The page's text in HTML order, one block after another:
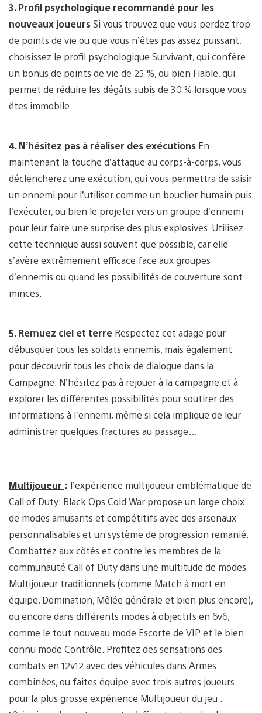
3. Profil psychologique recommandé pour les
nouveaux joueursSi vous trouvez que vous perdez trop
de points de vie ou que vous n’êtes pas assez puissant,
choisissez le profil psychologique Survivant, qui confère
un bonus de points de vie de 25 %, ou bien Fiable, qui
permet de réduire les dégâts subis de 30 % lorsque vous
êtes immobile.
4. N’hésitez pas à réaliser des exécutions En
maintenant la touche d’attaque au corps-à-corps, vous
déclencherez une exécution, qui vous permettra de saisir
un ennemi pour l’utiliser comme un bouclier humain puis
l’exécuter, ou bien le projeter vers un groupe d’ennemi
pour leur faire une surprise des plus explosives. Utilisez
cette technique aussi souvent que possible, car elle
s’avère extrêmement efficace face aux groupes
d’ennemis ou quand les possibilités de couverture sont
minces.
5. Remuez ciel et terre Respectez cet adage pour
débusquer tous les soldats ennemis, mais également
pour découvrir tous les choix de dialogue dans la
Campagne. N’hésitez pas à rejouer à la campagne et à
explorer les différentes possibilités pour soutirer des
informations à l’ennemi, même si cela implique de leur
administrer quelques fractures au passage…
Multijoueur : l’expérience multijoueur emblématique de
Call of Duty: Black Ops Cold War propose un large choix
de modes amusants et compétitifs avec des arsenaux
personnalisables et un système de progression remanié.
Combattez aux côtés et contre les membres de la
communauté Call of Duty dans une multitude de modes
Multijoueur traditionnels (comme Match à mort en
équipe, Domination, Mêlée générale et bien plus encore),
ou encore dans différents modes à objectifs en 6v6,
comme le tout nouveau mode Escorte de VIP et le bien
connu mode Contrôle. Profitez des sensations des
combats en 12v12 avec des véhicules dans Armes
combinées, ou faites équipe avec trois autres joueurs
pour la plus grosse expérience Multijoueur du jeu :